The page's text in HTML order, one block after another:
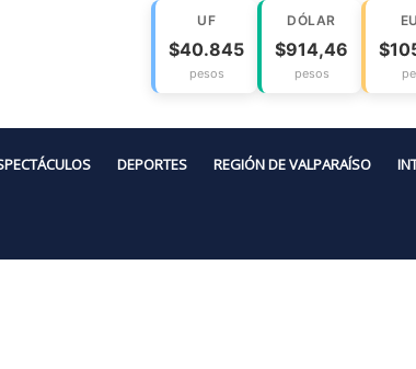
UF
$40.845
pesos
DÓLAR
$914,46
pesos
DEPORTES REGIÓN DE VALPARAÍSO